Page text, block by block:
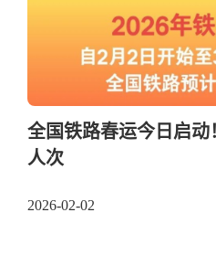
全国铁路春运今日启动
人次
2026-02-02